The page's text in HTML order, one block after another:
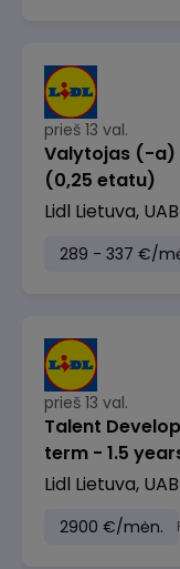
prieš 13 val.
Valytojas (-a)
(0,25 etatu)
Lidl Lietuva, UAB
289 - 337 €/
prieš 13 val.
Talent
term - 1.5
Lidl Lietuva, UAB
2900 €/mėn.